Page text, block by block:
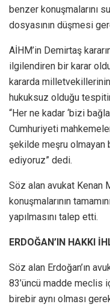
benzer konuşmalarını
dosyasının düşmesi
AİHM’in Demirtaş
ilgilendiren bir karar
kararda milletvekillerinin
hukuksuz olduğu
“Her ne kadar ‘bizi
Cumhuriyeti
şekilde meşru olmayan
ediyoruz” dedi.
Söz alan avukat Kenan
konuşmalarının
yapılmasını talep etti.
ERDOĞAN’IN HAKKI
Söz alan Erdoğan’ın
83’üncü madde meclis
birebir aynı olması